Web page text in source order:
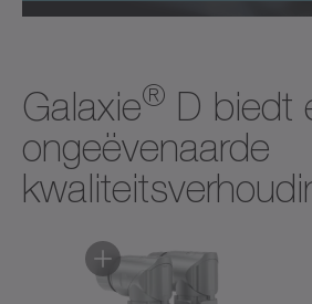
Galaxie® D biedt
ongeëvenaarde